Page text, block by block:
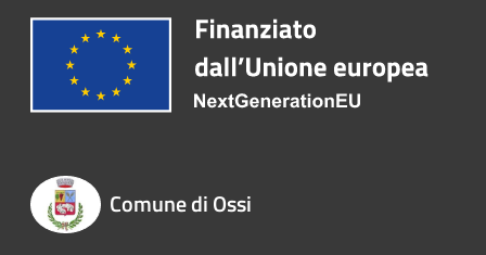
Comune di Ossi